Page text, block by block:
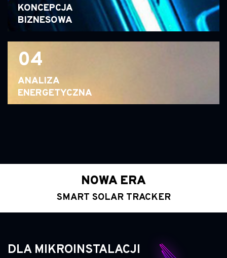
KONCEPCJA
BIZNESOWA
04
ANALIZA
ENERGETYCZNA
NOWA ERA
SMART SOLAR TRACKER
DLA MIKROINSTALACJI